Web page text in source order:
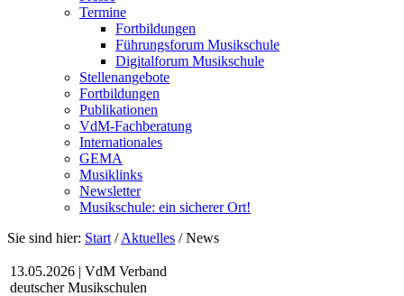
Termine
Fortbildungen
Führungsforum Musikschule
Digitalforum Musikschule
Stellenangebote
Fortbildungen
Publikationen
VdM-Fachberatung
Internationales
GEMA
Musiklinks
Newsletter
Musikschule: ein sicherer Ort!
Sie sind hier: Start /Aktuelles /News
13.05.2026 | VdM Verband
deutscher Musikschulen